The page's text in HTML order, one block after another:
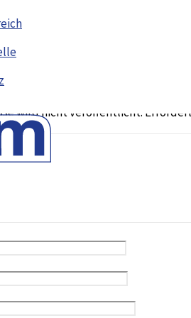
einen Kommentar
wird nicht veröffentlicht.